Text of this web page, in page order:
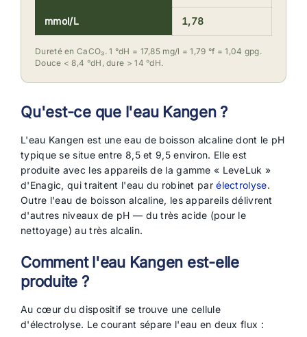
mmol/L 1,78
Dureté en CaCO₃. 1 °dH = 17,85 mg/l = 1,79 °f = 1,04 gpg.
Douce < 8,4 °dH, dure > 14 °dH.
Qu'est-ce que l'eau Kangen ?
L'eau Kangen est une eau de boisson alcaline dont le pH
typique se situe entre 8,5 et 9,5 environ. Elle est
produite avec les appareils de la gamme « LeveLuk »
d'Enagic, qui traitent l'eau du robinet parélectrolyse.
Outre l'eau de boisson alcaline, les appareils délivrent
d'autres niveaux de pH — du très acide (pour le
nettoyage) au très alcalin.
Comment l'eau Kangen est-elle
produite ?
Au cœur du dispositif se trouve une cellule
d'électrolyse. Le courant sépare l'eau en deux flux :